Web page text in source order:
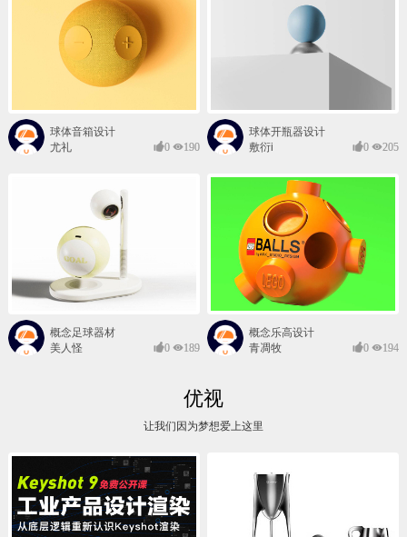
球体音箱设计
尤礼
0 190
球体开瓶器设计
敷衍i
0 205
概念足球器材
美人怪
0 189
概念乐高设计
青凋牧
0 194
优视
让我们因为梦想爱上这里